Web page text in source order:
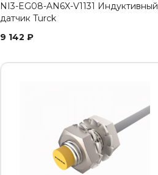
NI3-EG08-AN6X-V1131 Индуктивный
датчик Turck
9 142 ₽